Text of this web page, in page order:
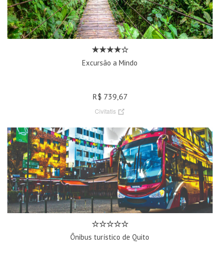
Excursão a Mindo
R$ 739,67
Civitatis
Ônibus turístico de Quito